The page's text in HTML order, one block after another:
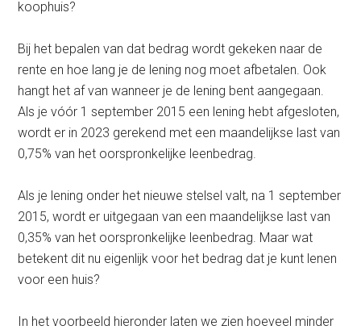
koophuis?
Bij het bepalen van dat bedrag wordt gekeken naar de
rente en hoe lang je de lening nog moet afbetalen. Ook
hangt het af van wanneer je de lening bent aangegaan.
Als je vóór 1 september 2015 een lening hebt afgesloten,
wordt er in 2023 gerekend met een maandelijkse last van
0,75% van het oorspronkelijke leenbedrag.
Als je lening onder het nieuwe stelsel valt, na 1 september
2015, wordt er uitgegaan van een maandelijkse last van
0,35% van het oorspronkelijke leenbedrag. Maar wat
betekent dit nu eigenlijk voor het bedrag dat je kunt lenen
voor een huis?
In het voorbeeld hieronder laten we zien hoeveel minder